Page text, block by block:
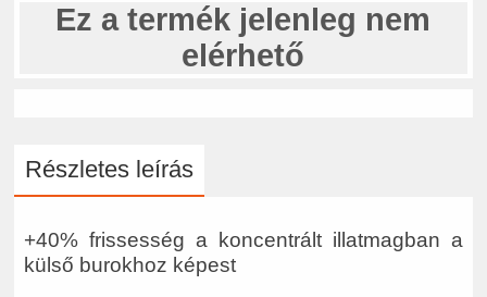
Ez a termék jelenleg nem
elérhető
Részletes leírás
+40% frissesség a koncentrált illatmagban a
külső burokhoz képest